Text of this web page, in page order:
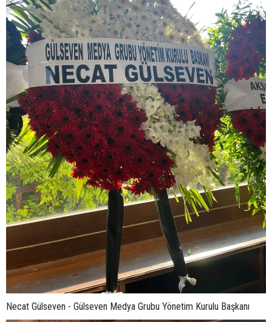
Necat Gülseven - Gülseven Medya Grubu Yönetim Kurulu Başkanı